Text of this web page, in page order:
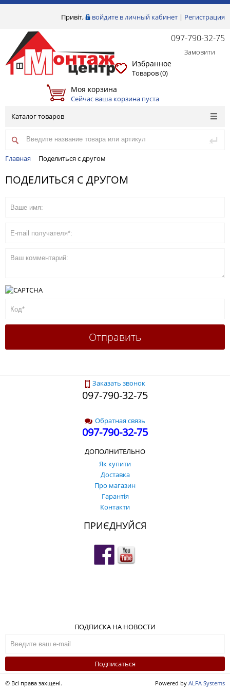
Привіт, войдите в личный кабинет | Регистрация
097-790-32-75
Замовити
Избранное
Товаров (0)
Моя корзина
Сейчас ваша корзина пуста
Каталог товаров
Главная Поделиться с другом
ПОДЕЛИТЬСЯ С ДРУГОМ
Заказать звонок
097-790-32-75
Обратная связь
097-790-32-75
ДОПОЛНИТЕЛЬНО
Як купити
Доставка
Про магазин
Гарантія
Контакти
ПРИЄДНУЙСЯ
ПОДПИСКА НА НОВОСТИ
Подписаться
© Всі права захщені. Powered by ALFA Systems